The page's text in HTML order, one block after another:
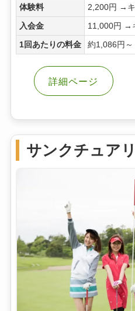
体験料 2,200円 →キ
入会金 11,000円 →
1回あたりの料金 約1,086円～
詳細ページ
サンクチュア